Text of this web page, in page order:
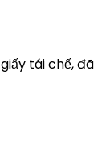
tái chế, đã